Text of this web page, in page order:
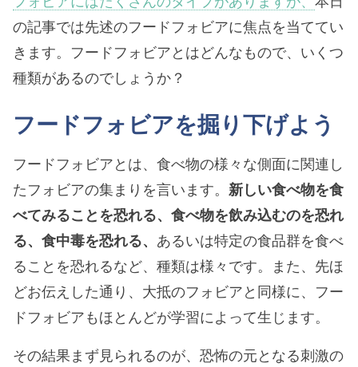
の記事では先述のフードフォビアに焦点を当ててい
きます。フードフォビアとはどんなもので、いくつ
種類があるのでしょうか？
フードフォビアを掘り下げよう
フードフォビアとは、食べ物の様々な側面に関連し
たフォビアの集まりを言います。 新しい食べ物を食
べてみることを恐れる、食べ物を飲み込むのを恐れ
る、食中毒を恐れる、 あるいは特定の食品群を食べ
ることを恐れるなど、種類は様々です。また、先ほ
どお伝えした通り、大抵のフォビアと同様に、フー
ドフォビアもほとんどが学習によって生じます。
その結果まず見られるのが、恐怖の元となる刺激の